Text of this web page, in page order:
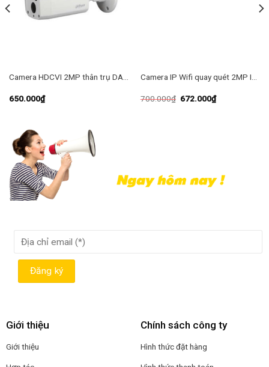
650.000₫ 700.000₫ 672.000₫
Giới thiệu
Giới thiệu
Chính sách công ty
Hình thức đặt hàng